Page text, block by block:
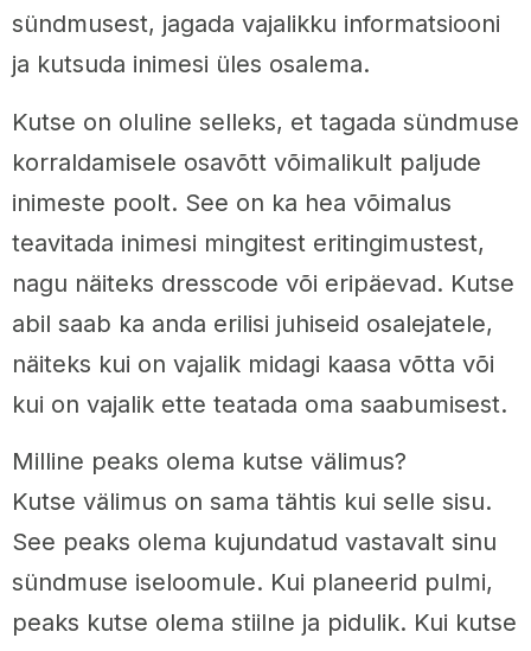
sündmusest, jagada vajalikku informatsiooni
ja kutsuda inimesi üles osalema.
Kutse on oluline selleks, et tagada sündmuse
korraldamisele osavõtt võimalikult paljude
inimeste poolt. See on ka hea võimalus
teavitada inimesi mingitest eritingimustest,
nagu näiteks dresscode või eripäevad. Kutse
abil saab ka anda erilisi juhiseid osalejatele,
näiteks kui on vajalik midagi kaasa võtta või
kui on vajalik ette teatada oma saabumisest.
Milline peaks olema kutse välimus?
Kutse välimus on sama tähtis kui selle sisu.
See peaks olema kujundatud vastavalt sinu
sündmuse iseloomule. Kui planeerid pulmi,
peaks kutse olema stiilne ja pidulik. Kui kutse